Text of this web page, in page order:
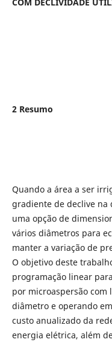
COM DECLIVIDADE
2 Resumo
Quando a área a ser
gradiente de declive na
uma opção de
vários diâmetros para
manter a variação de
O objetivo deste
programação linear
por microaspersão com
diâmetro e operando
custo anualizado da
energia elétrica, além